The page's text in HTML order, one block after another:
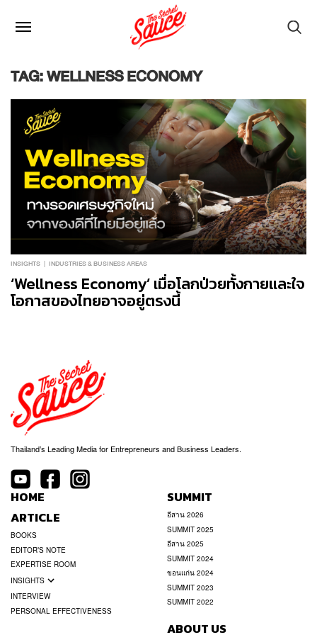
TAG: WELLNESS ECONOMY
INSIGHTS INDUSTRIES & BUSINESS AREAS
‘Wellness Economy’ เมื่อโลกป่วยทั้งกายและใจ
โอกาสของไทยอาจอยู่ตรงนี้
Thailand’s Leading Media for Entrepreneurs and Business Leaders.
HOME
ARTICLE
BOOKS
EDITOR’S NOTE
EXPERTISE ROOM
INSIGHTS
INTERVIEW
PERSONAL EFFECTIVENESS
SUMMIT
อีสาน 2026
SUMMIT 2025
อีสาน 2025
SUMMIT 2024
ขอนแก่น 2024
SUMMIT 2023
SUMMIT 2022
ABOUT US